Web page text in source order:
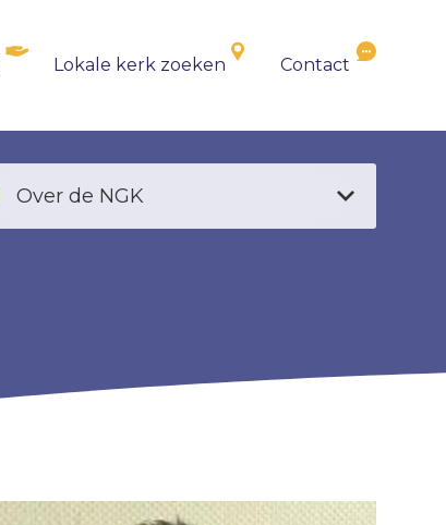
Over de NGK
Lokale kerk zoeken Contact